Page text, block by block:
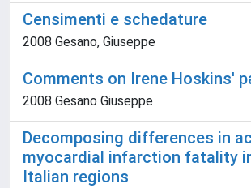
Censimenti e schedature
2008 Gesano, Giuseppe
Comments on Irene Hoskins'
2008 Gesano Giuseppe
Decomposing differences in
myocardial infarction fatality
Italian regions